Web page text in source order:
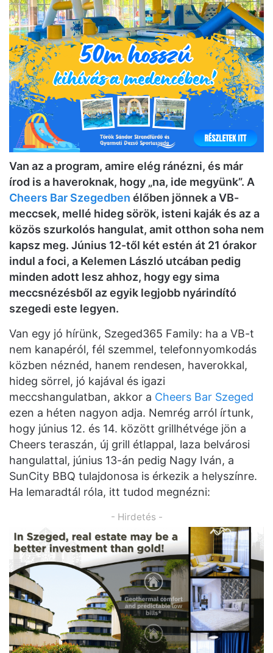
Van az a program, amire elég ránézni, és már
írod is a haveroknak, hogy „na, ide megyünk”. A
Cheers Bar Szegedben élőben jönnek a VB-
meccsek, mellé hideg sörök, isteni kaják és az a
közös szurkolós hangulat, amit otthon soha nem
kapsz meg. Június 12-től két estén át 21 órakor
indul a foci, a Kelemen László utcában pedig
minden adott lesz ahhoz, hogy egy sima
meccsnézésből az egyik legjobb nyárindító
szegedi este legyen.
Van egy jó hírünk, Szeged365 Family: ha a VB-t
nem kanapéról, fél szemmel, telefonnyomkodás
közben néznéd, hanem rendesen, haverokkal,
hideg sörrel, jó kajával és igazi
meccshangulatban, akkor a Cheers Bar Szeged
ezen a héten nagyon adja. Nemrég arról írtunk,
hogy június 12. és 14. között grillhétvége jön a
Cheers teraszán, új grill étlappal, laza belvárosi
hangulattal, június 13-án pedig Nagy Iván, a
SunCity BBQ tulajdonosa is érkezik a helyszínre.
Ha lemaradtál róla, itt tudod megnézni:
- Hirdetés -